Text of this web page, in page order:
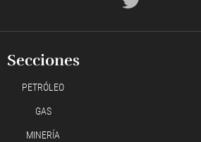
Secciones
PETRÓLEO
GAS
MINERÍA